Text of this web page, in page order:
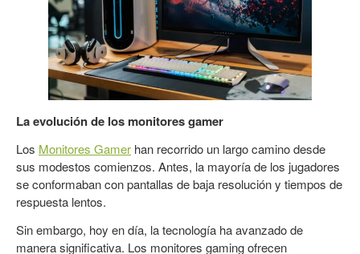
La evolución de los monitores gamer
Los Monitores Gamer han recorrido un largo camino desde
sus modestos comienzos. Antes, la mayoría de los jugadores
se conformaban con pantallas de baja resolución y tiempos de
respuesta lentos.
Sin embargo, hoy en día, la tecnología ha avanzado de
manera significativa. Los monitores gaming ofrecen